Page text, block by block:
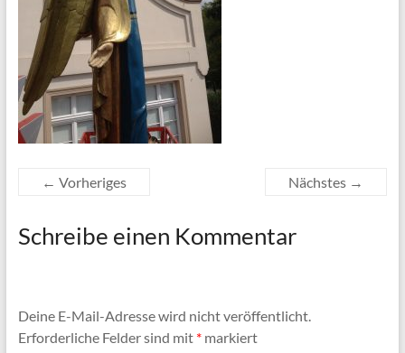
← Vorheriges Nächstes →
Schreibe einen Kommentar
Deine E-Mail-Adresse wird nicht veröffentlicht.
Erforderliche Felder sind mit *markiert